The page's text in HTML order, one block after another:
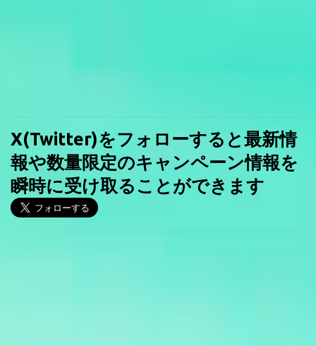
X(Twitter)をフォローすると最新情
報や数量限定のキャンペーン情報を
瞬時に受け取ることができます